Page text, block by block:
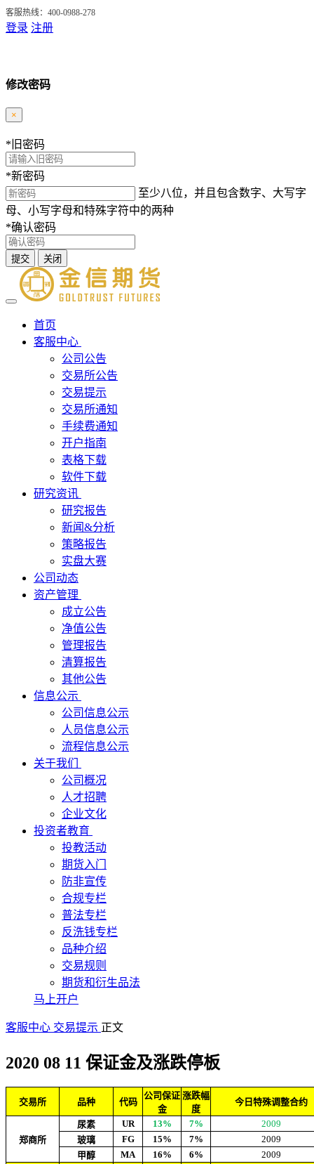
客服热线：400-0988-278
登录 注册
修改密码
×
* 旧密码
*新密码
至少八位，并且包含数字、大写字
母、小写字母和特殊字符中的两种
*确认密码
提交 关闭
首页
客服中心
公司公告
交易所公告
交易提示
交易所通知
手续费通知
开户指南
表格下载
软件下载
研究资讯
研究报告
新闻&分析
策略报告
实盘大赛
公司动态
资产管理
成立公告
净值公告
管理报告
清算报告
其他公告
信息公示
公司信息公示
人员信息公示
流程信息公示
关于我们
公司概况
人才招聘
企业文化
投资者教育
投教活动
期货入门
防非宣传
合规专栏
普法专栏
反洗钱专栏
品种介绍
交易规则
期货和衍生品法
马上开户
客服中心 交易提示 正文
2020 08 11 保证金及涨跌停板
交易所 品种 代码
公司保证
金
涨跌幅
度
今日特殊调整合约
郑商所
尿素 UR 13% 7%
2009
玻璃
FG 15% 7%
2009
甲醇
MA 16% 6% 2009